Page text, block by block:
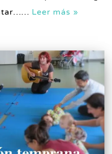
Leer más »